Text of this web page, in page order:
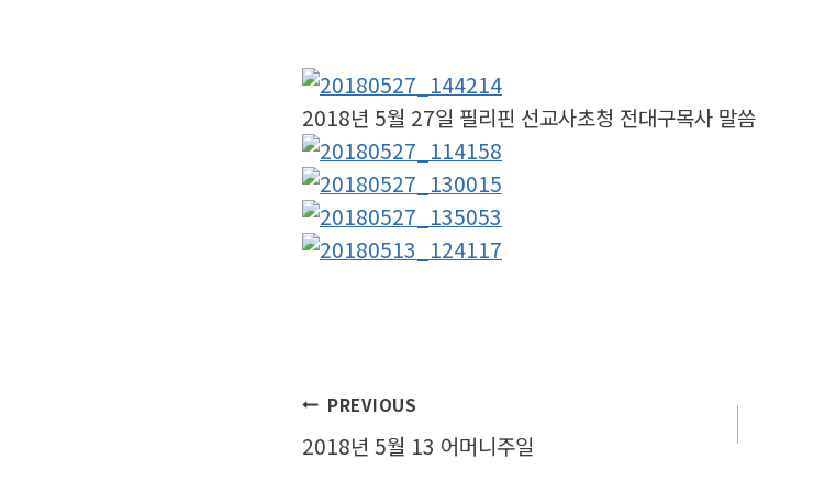
2018년 5월 27일 필리핀 선교사초청 전대구목사 말씀
글
탐
PREVIOUS
2018년 5월 13 어머니주일